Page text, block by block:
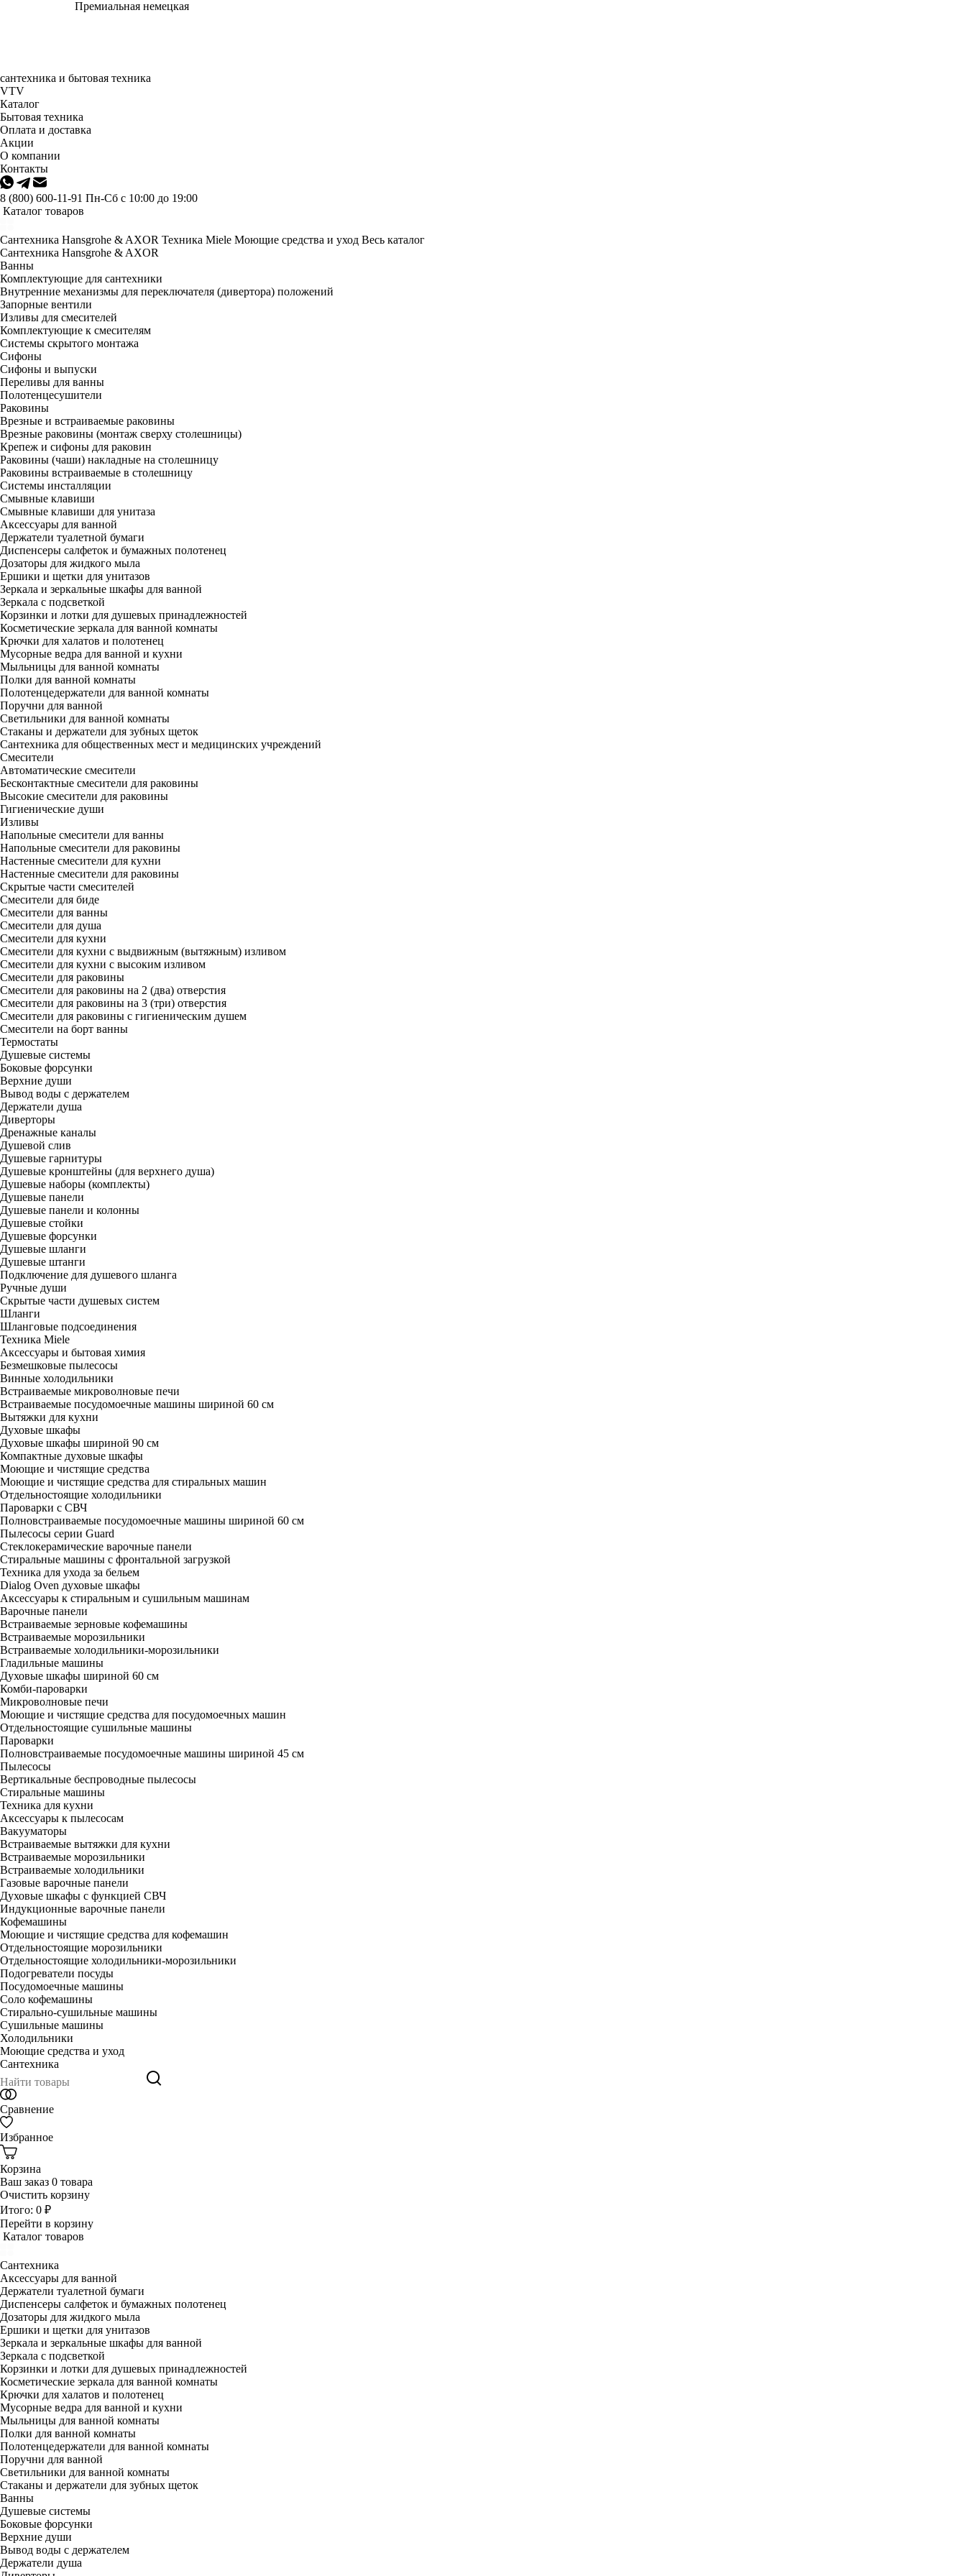
Премиальная немецкая
сантехника и бытовая техника
VTV
Каталог
Бытовая техника
Оплата и доставка
Акции
О компании
Контакты
8 (800) 600-11-91 Пн-Сб с 10:00 до 19:00
Каталог товаров
Сантехника Hansgrohe & AXOR Техника Miele Моющие средства и уход Весь каталог
Сантехника Hansgrohe & AXOR
Ванны
Комплектующие для сантехники
Внутренние механизмы для переключателя (дивертора) положений
Запорные вентили
Изливы для смесителей
Комплектующие к смесителям
Системы скрытого монтажа
Сифоны
Сифоны и выпуски
Переливы для ванны
Полотенцесушители
Раковины
Врезные и встраиваемые раковины
Врезные раковины (монтаж сверху столешницы)
Крепеж и сифоны для раковин
Раковины (чаши) накладные на столешницу
Раковины встраиваемые в столешницу
Системы инсталляции
Смывные клавиши
Смывные клавиши для унитаза
Аксессуары для ванной
Держатели туалетной бумаги
Диспенсеры салфеток и бумажных полотенец
Дозаторы для жидкого мыла
Ершики и щетки для унитазов
Зеркала и зеркальные шкафы для ванной
Зеркала с подсветкой
Корзинки и лотки для душевых принадлежностей
Косметические зеркала для ванной комнаты
Крючки для халатов и полотенец
Мусорные ведра для ванной и кухни
Мыльницы для ванной комнаты
Полки для ванной комнаты
Полотенцедержатели для ванной комнаты
Поручни для ванной
Светильники для ванной комнаты
Стаканы и держатели для зубных щеток
Сантехника для общественных мест и медицинских учреждений
Смесители
Автоматические смесители
Бесконтактные смесители для раковины
Высокие смесители для раковины
Гигиенические души
Изливы
Напольные смесители для ванны
Напольные смесители для раковины
Настенные смесители для кухни
Настенные смесители для раковины
Скрытые части смесителей
Смесители для биде
Смесители для ванны
Смесители для душа
Смесители для кухни
Смесители для кухни с выдвижным (вытяжным) изливом
Смесители для кухни с высоким изливом
Смесители для раковины
Смесители для раковины на 2 (два) отверстия
Смесители для раковины на 3 (три) отверстия
Смесители для раковины с гигиеническим душем
Смесители на борт ванны
Термостаты
Душевые системы
Боковые форсунки
Верхние души
Вывод воды с держателем
Держатели душа
Диверторы
Дренажные каналы
Душевой слив
Душевые гарнитуры
Душевые кронштейны (для верхнего душа)
Душевые наборы (комплекты)
Душевые панели
Душевые панели и колонны
Душевые стойки
Душевые форсунки
Душевые шланги
Душевые штанги
Подключение для душевого шланга
Ручные души
Скрытые части душевых систем
Шланги
Шланговые подсоединения
Техника Miele
Аксессуары и бытовая химия
Безмешковые пылесосы
Винные холодильники
Встраиваемые микроволновые печи
Встраиваемые посудомоечные машины шириной 60 см
Вытяжки для кухни
Духовые шкафы
Духовые шкафы шириной 90 см
Компактные духовые шкафы
Моющие и чистящие средства
Моющие и чистящие средства для стиральных машин
Отдельностоящие холодильники
Пароварки с СВЧ
Полновстраиваемые посудомоечные машины шириной 60 см
Пылесосы серии Guard
Стеклокерамические варочные панели
Стиральные машины с фронтальной загрузкой
Техника для ухода за бельем
Dialog Oven духовые шкафы
Аксессуары к стиральным и сушильным машинам
Варочные панели
Встраиваемые зерновые кофемашины
Встраиваемые морозильники
Встраиваемые холодильники-морозильники
Гладильные машины
Духовые шкафы шириной 60 см
Комби-пароварки
Микроволновые печи
Моющие и чистящие средства для посудомоечных машин
Отдельностоящие сушильные машины
Пароварки
Полновстраиваемые посудомоечные машины шириной 45 см
Пылесосы
Вертикальные беспроводные пылесосы
Стиральные машины
Техника для кухни
Аксессуары к пылесосам
Вакууматоры
Встраиваемые вытяжки для кухни
Встраиваемые морозильники
Встраиваемые холодильники
Газовые варочные панели
Духовые шкафы с функцией СВЧ
Индукционные варочные панели
Кофемашины
Моющие и чистящие средства для кофемашин
Отдельностоящие морозильники
Отдельностоящие холодильники-морозильники
Подогреватели посуды
Посудомоечные машины
Соло кофемашины
Стирально-сушильные машины
Сушильные машины
Холодильники
Моющие средства и уход
Сантехника
Сравнение
Избранное
Корзина
Ваш заказ 0 товара
Очистить корзину
Итого: 0 ₽
Перейти в корзину
Каталог товаров
Сантехника
Аксессуары для ванной
Держатели туалетной бумаги
Диспенсеры салфеток и бумажных полотенец
Дозаторы для жидкого мыла
Ершики и щетки для унитазов
Зеркала и зеркальные шкафы для ванной
Зеркала с подсветкой
Корзинки и лотки для душевых принадлежностей
Косметические зеркала для ванной комнаты
Крючки для халатов и полотенец
Мусорные ведра для ванной и кухни
Мыльницы для ванной комнаты
Полки для ванной комнаты
Полотенцедержатели для ванной комнаты
Поручни для ванной
Светильники для ванной комнаты
Стаканы и держатели для зубных щеток
Ванны
Душевые системы
Боковые форсунки
Верхние души
Вывод воды с держателем
Держатели душа